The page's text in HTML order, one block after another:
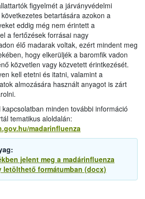
figyelmét a járványvédelmi
betartására azokon a
eddig még nem érintett a
a fertőzések forrásai nagy
élő madarak voltak, ezért mindent meg
hogy elkerüljék a baromfik vadon
közvetlen vagy közvetett érintkezését.
kell etetni és itatni, valamint a
almozására használt anyagot is zárt
minden további információ
tematikus aloldalán:
madarinfluenza
jelent meg a madárinfluenza
letölthető formátumban (docx)